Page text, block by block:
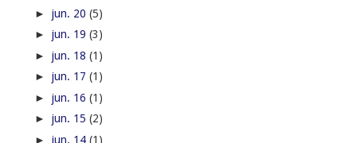
► jun. 20 (5)
► jun. 19 (3)
► jun. 18 (1)
► jun. 17 (1)
► jun. 16 (1)
► jun. 15 (2)
► jun. 14 (1)